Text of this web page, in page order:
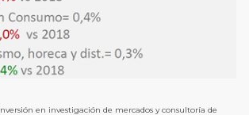
en investigación de mercados y consultoría de